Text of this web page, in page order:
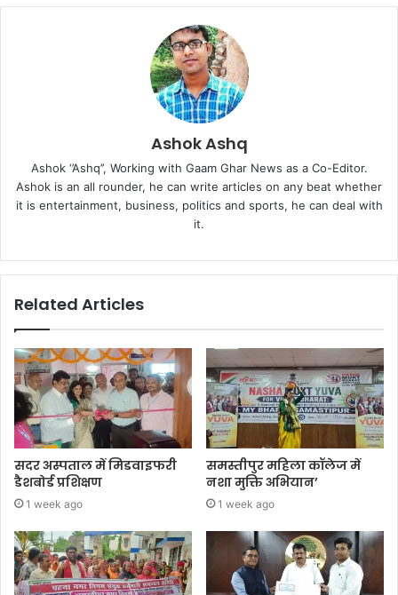
Ashok Ashq
Ashok ‘’Ashq’’, Working with Gaam Ghar News as a Co-Editor.
Ashok is an all rounder, he can write articles on any beat whether
it is entertainment, business, politics and sports, he can deal with
it.
Related Articles
सदर अस्पताल में मिडवाइफरी
डैशबोर्ड प्रशिक्षण
1 week ago
समस्तीपुर महिला कॉलेज में
नशा मुक्ति अभियान’
1 week ago